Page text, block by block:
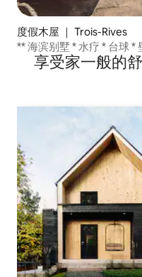
度假木屋 ｜ Trois-Rives
** 海滨别墅 * 水疗 * 台球 *
享受家一般的